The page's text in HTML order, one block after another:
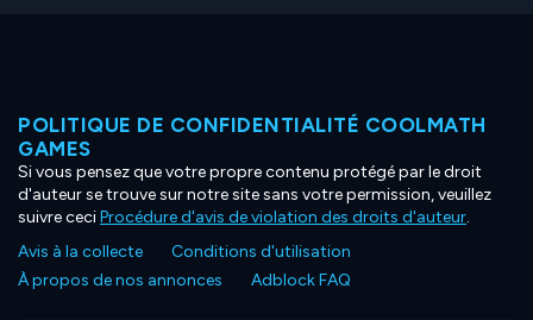
POLITIQUE DE CONFIDENTIALITÉ COOLMATH
GAMES
Si vous pensez que votre propre contenu protégé par le droit
d'auteur se trouve sur notre site sans votre permission, veuillez
suivre ceciProcédure d'avis de violation des droits d'auteur.
Avis à la collecte
Conditions d'utilisation
À propos de nos annonces
Adblock FAQ